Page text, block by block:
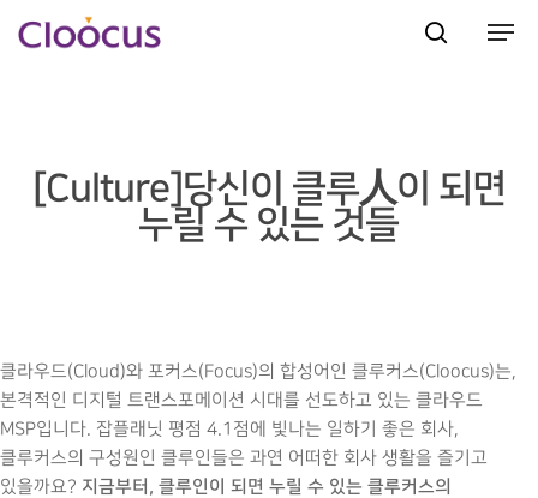
[Culture]당신이 클루人이 되면
누릴 수 있는 것들
클라우드(Cloud)와 포커스(Focus)의 합성어인 클루커스(Cloocus)는,
본격적인 디지털 트랜스포메이션 시대를 선도하고 있는 클라우드
MSP입니다. 잡플래닛 평점 4.1점에 빛나는 일하기 좋은 회사,
클루커스의 구성원인 클루인들은 과연 어떠한 회사 생활을 즐기고
있을까요? 지금부터, 클루인이 되면 누릴 수 있는 클루커스의